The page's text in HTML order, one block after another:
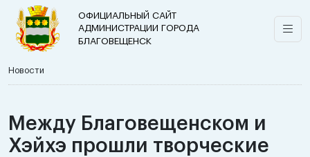
ОФИЦИАЛЬНЫЙ САЙТ
АДМИНИСТРАЦИИ ГОРОДА
БЛАГОВЕЩЕНСК
Новости
Между Благовещенском и
Хэйхэ прошли творческие